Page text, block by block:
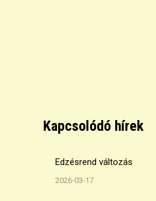
Kapcsolódó hírek
Edzésrend változás
2026-03-17